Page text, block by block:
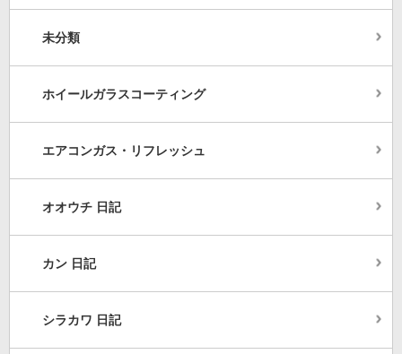
未分類
ホイールガラスコーティング
エアコンガス・リフレッシュ
オオウチ 日記
カン 日記
シラカワ 日記